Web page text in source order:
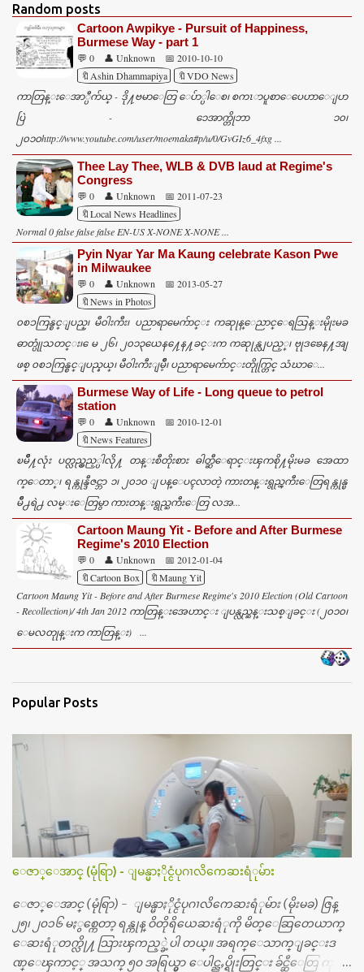
m
e
n
s
Random posts
Cartoon Awpikye - Pursuit of Happiness,
Burmese Way - part 1
💬 0 👤 Unknown
📅 2010-10-10
🔖Ashin Dhammapiya
🔖VDO News
ကာတြန္းေအာ္ပီက်ယ္ - ဒို႔ဗမာေတြ ေပ်ာ္ပါေစ၊ စကၤာပူစာေပေဟာေျပာ
ပြဲ - ၁ေအာက္တိုဘာ ၁၀၊
၂၀၁၀http://www.youtube.com/user/moemaka#p/u/0/GvGIz6_4fxg ...
Thee Lay Thee, WLB & DVB laud at Regime's
Congress
💬 0 👤 Unknown
📅 2011-07-23
🔖Local News Headlines
Normal 0 false false false EN-US X-NONE X-NONE ...
Pyin Nyar Yar Ma Kaung celebrate Kason Pwe
in Milwaukee
💬 0 👤 Unknown
📅 2013-05-27
🔖News in Photos
၀စၥကြန္စင္ျပည္၊ မီ၀ါးကီး၊ ပညာရာမေက်ာင္း ကဆုုန္ေညာင္ေရသြန္းမိုုးမခ
ဓာတ္ပုုံသတင္း၊ ေမ ၂၆၊ ၂၀၁၃ယေန႔ေန႔ခင္းက ကဆုုန္လျပည့္၊ ဗုုဒၶေန႔အျ
ဖစ္ ၀စၥကြန္စင္ျပည္နယ္၊ မီ၀ါးကီးျမိဳ့၊ ပညာရာမေက်ာင္းတိုုက္တြင္ သံဃာေ...
Burmese Way of Life - Long queue to petrol
station
💬 0 👤 Unknown
📅 2010-12-01
🔖News Features
ၿမိဳ႔လုံး ပတ္လည္လွည့္ပါလို႔ တန္းစီတိုးစား ဓါတ္ဆီေရာင္းၾကစို႔မိုးမခ အေထာ
က္ေတာ္၊ ရန္ကုန္ဒီဇင္ဘာ ၁၊ ၂၀၁၀ ျပန္ေပၚလာတဲ့ ကားတန္းရွည္ၾကီးေတြရန္ကုန္ၿ
မိဳ႕ရဲ႕ လမ္းေတြမွာ ကားတန္းရွည္ႀကီးေတြ လအ...
Cartoon Maung Yit - Before and After Burmese
Regime's 2010 Election
💬 0 👤 Unknown
📅 2012-01-04
🔖Cartoon Box
🔖Maung Yit
Cartoon Maung Yit - Before and After Burmese Regime's 2010 Election (Old Cartoon
- Recollection)/ 4th Jan 2012 ကာတြန္းအေဟာင္း ျပန္လည္ဆန္းသစ္ျခင္း (၂၀၁၀၊
ေမလတုုန္းက ကာတြန္း) ...
Popular Posts
ေဇာ္ေအာင္ (မုံရြာ) - ျမန္မာႏိုင္ငံပုဂၢလိကေဆးရံုမ်ား
ေဇာ္ေအာင္ (မုံရြာ) - ျမန္မာႏိုင္ငံပုဂၢလိကေဆးရံုမ်ား (မိုးမခ) ဇြန္
၂၅၊ ၂၀၁၆ မႏွစ္ကေတာ့ ရန္ကုန္ ဝိတိုရိယေဆးရံုကို မိတ္ေဆြတေယာက္
ေဆးရံုတက္လို႔ သြားၾကည့္ခဲ့ပါ တယ္။ အရက္ေသာက္ျခင္းဒ
ဏ္ေၾကာင့္ အသက္ ၅၀ အရြယ္မွာ ေပါင္ညႇပ္ရိုးတြင္း ခ်င္ဆီေတြ ကုန္ခ